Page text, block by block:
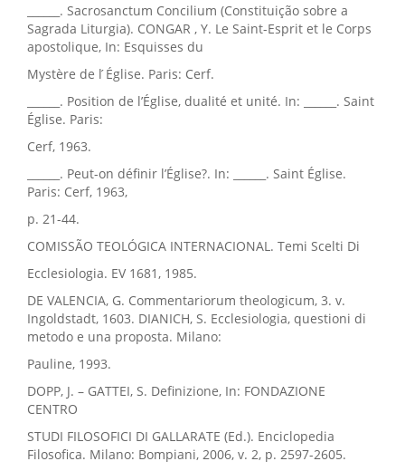
______. Sacrosanctum Concilium (Constituição sobre a
Sagrada Liturgia). CONGAR , Y. Le Saint-Esprit et le Corps
apostolique, In: Esquisses du
Mystère de l ́Église. Paris: Cerf.
______. Position de l’Église, dualité et unité. In: ______. Saint
Église. Paris:
Cerf, 1963.
______. Peut-on définir l’Église?. In: ______. Saint Église.
Paris: Cerf, 1963,
p. 21-44.
COMISSÃO TEOLÓGICA INTERNACIONAL. Temi Scelti Di
Ecclesiologia. EV 1681, 1985.
DE VALENCIA, G. Commentariorum theologicum, 3. v.
Ingoldstadt, 1603. DIANICH, S. Ecclesiologia, questioni di
metodo e una proposta. Milano:
Pauline, 1993.
DOPP, J. – GATTEI, S. Definizione, In: FONDAZIONE
CENTRO
STUDI FILOSOFICI DI GALLARATE (Ed.). Enciclopedia
Filosofica. Milano: Bompiani, 2006, v. 2, p. 2597-2605.